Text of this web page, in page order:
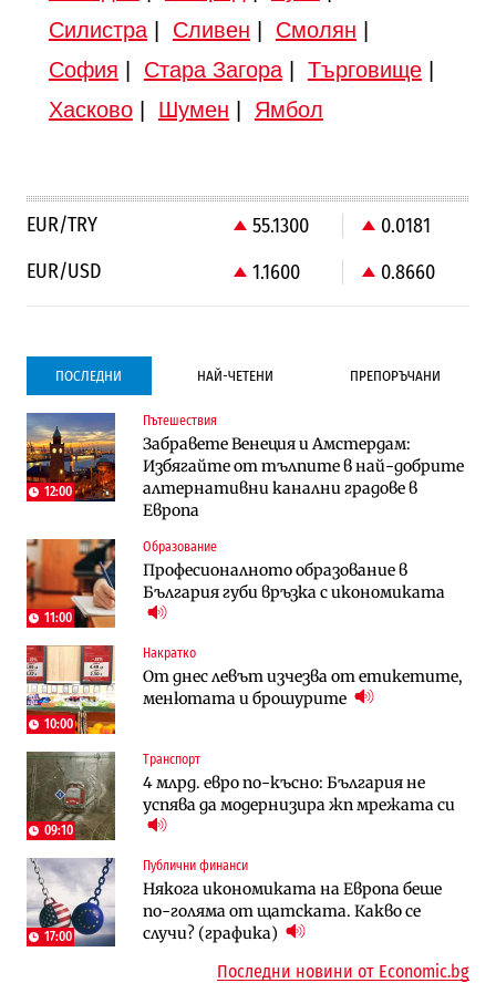
Силистра| Сливен Смолян
София
Стара Загора| Търговище|
Хасково| Шумен Ямбол
EUR/TRY 55.1300
0.0181
EUR/USD
1.1600 0.8660
ПОСЛЕДНИ НАЙ-ЧЕТЕНИ ПРЕПОРЪЧАНИ
12:00
Пътешествия
Забравете Венеция и Амстердам:
Избягайте от тълпите в най-добрите
алтернативни канални градове в
Европа
11:00
Образование
Професионалното образование в
България губи връзка с икономиката
10:00
Накратко
От днес левът изчезва от етикетите,
менютата и брошурите
09:10
Транспорт
4 млрд. евро по-късно: България не
успява да модернизира жп мрежата си
17:00
Публични финанси
Някога икономиката на Европа беше
по-голяма от щатската. Какво се
случи? (графика)
Градоустройство
Столична община избра изпълнител за
преместването на трамвайното
трасе по бул. „Скобелев“
Vivacom предлага над 150 устройства с
90% отстъпка през август
„Ендуросат“ ще строи огромен
космически и отбранителен център в
Доброславци
Държавният ТЕЦ „Марица изток 2“
работи с 5 блока
АЕЦ „Козлодуй“ ще работи само още
няколко седмици, ако сушата продължи
Компании
Vivacom предлага над 150 устройства с
90% отстъпка през август
Столична община избра изпълнител за
преместването на трамвайното
трасе по бул. „Скобелев“
Държавният ТЕЦ „Марица изток 2“
работи с 5 блока
„Ендуросат“ ще строи огромен
космически и отбранителен център в
Доброславци
Лекарствата за редки болести
попадат в капан на обществените
поръчки?
Последни новини от Economic.bg